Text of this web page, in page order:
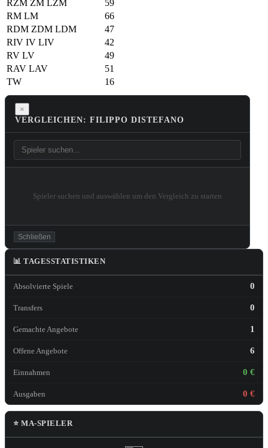
RZM ZM LZM
59
RM LM
66
RDM ZDM LDM
47
RIV IV LIV
42
RV LV
49
RAV LAV
51
TW
16
×
VERGLEICHEN: FILIPPO DISTEFANO
Spieler suchen und auswählen um den Vergleich zu starten
Schließen
📊 TAGESSTATISTIKEN
Absolvierte Spiele 0
Transfers 0
Gemachte Angebote 1
Offene Angebote 6
Einnahmen 0 €
Ausgaben 0 €
⭐ MA-SPIELER